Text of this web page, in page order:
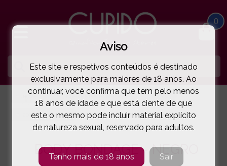
0
LINGERIE E ROUPA MULHER BODYS
COTTELLI BONDAGE BODY BONDAGE - NEGRO( 11-264148810E )
BODY BONDAGE - NEGRO
Aviso
Este site e respetivos conteúdos é destinado
exclusivamente para maiores de 18 anos. Ao
continuar, você confirma que tem pelo menos
18 anos de idade e que está ciente de que
este o mesmo pode incluir material explícito
de natureza sexual, reservado para adultos.
Tenho mais de 18 anos Sair